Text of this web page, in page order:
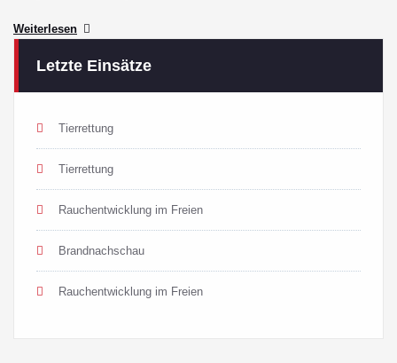
Weiterlesen
Letzte Einsätze
Tierrettung
Tierrettung
Rauchentwicklung im Freien
Brandnachschau
Rauchentwicklung im Freien